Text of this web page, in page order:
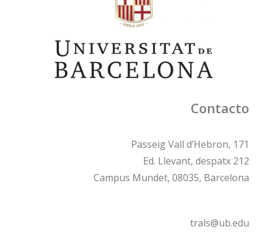
Contacto
Passeig Vall d’Hebron, 171
Ed. Llevant, despatx 212
Campus Mundet, 08035, Barcelona
trals@ub.edu